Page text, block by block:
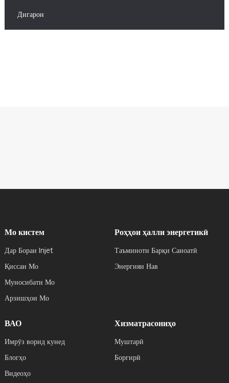
Дигарон
Мо кистем
Дар Бораи Injet
Қиссаи Мо
Муносибати Мо
Арзишҳои Мо
Роҳҳои ҳалли энергетикӣ
Таъминоти Барқи Саноатӣ
Энергияи Нав
ВАО
Имрӯз ворид кунед
Блогҳо
Видеоҳо
Хизматрасониҳо
Муштарӣ
Боргирӣ